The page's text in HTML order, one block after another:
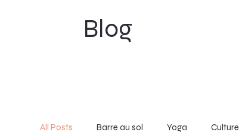
Blog
All Posts Barre au sol Yoga Culture